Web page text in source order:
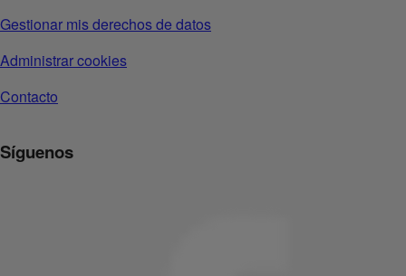
Gestionar mis derechos de datos
Administrar cookies
Contacto
Síguenos